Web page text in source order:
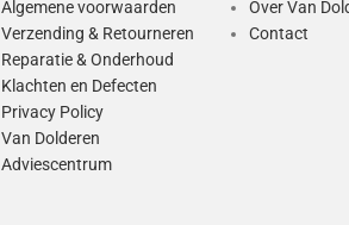
Algemene voorwaarden
Verzending & Retourneren
Reparatie & Onderhoud
Klachten en Defecten
Privacy Policy
Van Dolderen
Adviescentrum
Over Van
Contact